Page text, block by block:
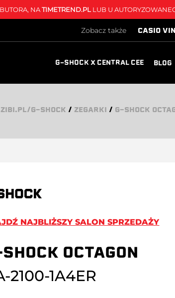
NATIMETREND.PLLUB U
Zobacz także CASIO
G-SHOCK X CENTRAL CEE BLOG
G-SHOCK / ZEGARKI / G-SHOCK
NAJBLIŻSZY SALON SPRZEDAŻY
OCTAGON
2100-1A4ER